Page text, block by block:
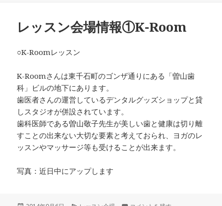
ー
レッスン会場情報①K-Room
○K-Roomレッスン
K-Roomさんは東千石町のゴンザ通りにある「曽山歯
科」ビルの地下にあります。
歯医者さんの運営しているデンタルグッズショップと貸
しスタジオが併設されています。
歯科医師である曽山敬子先生が美しい歯と健康は切り離
すことの出来ない大切な要素と考えておられ、ヨガのレ
ッスンやマッサージ等も受けることが出来ます。
写真：近日中にアップします